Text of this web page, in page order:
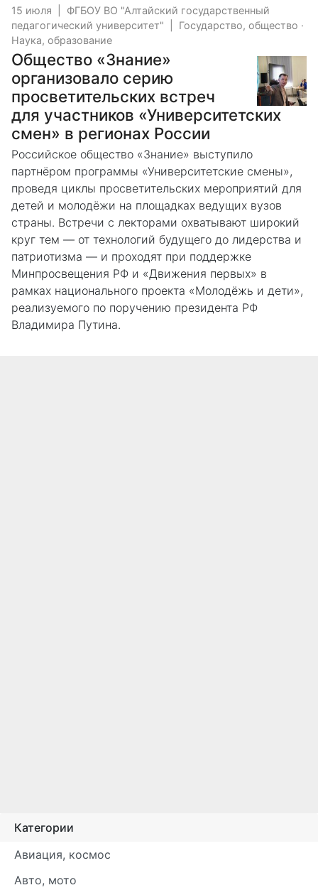
15 июля
ФГБОУ ВО "Алтайский государственный
педагогический университет"
Государство, общество ·
Наука, образование
Общество «Знание»
организовало серию
просветительских встреч
для участников «Университетских
смен» в регионах России
Российское общество «Знание» выступило
партнёром программы «Университетские смены»,
проведя циклы просветительских мероприятий для
детей и молодёжи на площадках ведущих вузов
страны. Встречи с лекторами охватывают широкий
круг тем — от технологий будущего до лидерства и
патриотизма — и проходят при поддержке
Минпросвещения РФ и «Движения первых» в
рамках национального проекта «Молодёжь и дети»,
реализуемого по поручению президента РФ
Владимира Путина.
Категории
Авиация, космос
Авто, мото